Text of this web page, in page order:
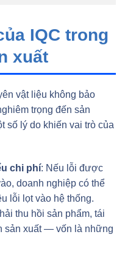
IQC trong
xuất
vật liệu không bảo
trọng đến sản
số lý do khiến vai trò của
chi phí: Nếu lỗi được
doanh nghiệp có thể
lỗi lọt vào hệ thống.
thu hồi sản phẩm, tái
sản xuất — vốn là những